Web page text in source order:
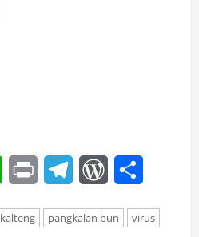
WhatsApp
Print TelegramWordPress
kalteng pangkalan bun virus